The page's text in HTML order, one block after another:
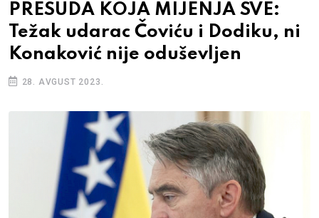
PRESUDA KOJA MIJENJA SVE:
Težak udarac Čoviću i Dodiku, ni
Konaković nije oduševljen
28. AVGUST 2023.